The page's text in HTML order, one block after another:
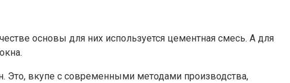
основы для них используется цементная смесь. А для
Это, вкупе с современными методами производства,